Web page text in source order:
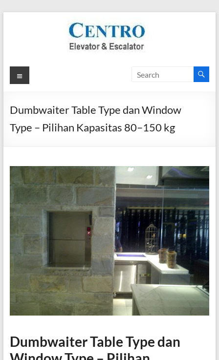
PT.
Adhikarsa
Utama
&
Escalator
Menu
Dumbwaiter Table Type dan Window
Type – Pilihan Kapasitas 80–150 kg
Dumbwaiter Table Type dan